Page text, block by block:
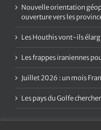
Nouvelle orientation
ouverture vers les
Les Houthis vont-ils
Les frappes iraniennes
Juillet 2026 : un mois
Les pays du Golfe